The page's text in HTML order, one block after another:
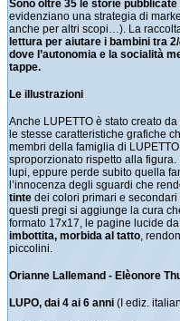
Sono oltre 35 le storie pubblicate
evidenziano una strategia di
anche per altri scopi…). La
lettura per aiutare i bambini tra
dove l’autonomia e la socialità
tappe.
Le illustrazioni
Anche LUPETTO è stato creato
le stesse caratteristiche grafiche
membri della famiglia di
sproporzionato rispetto alla
lupi, eppure perde subito quella
l’innocenza degli sguardi che
tinte dei colori primari e
questi pregi si aggiunge la cura
formato 17x17, le pagine lucide
imbottita, morbida al tatto,
piccolini.
Orianne Lallemand - Elèonore
LUPO, dai 4 ai 6 anni (I ediz.